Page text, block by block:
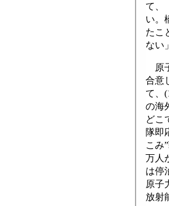
て、
い。
たこ
ない
原
合意
て、
の海
どこ
隊即
こみ
万人
は停
原子
放射